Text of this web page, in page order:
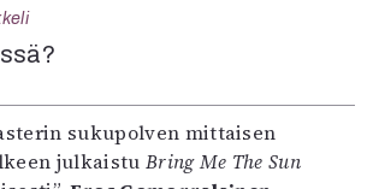
sukupolven mittaisen
julkaistu Bring Me The Sun